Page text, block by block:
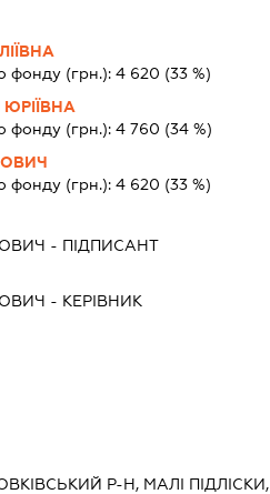
фонду (грн.): 4 620 (33 %)
фонду (грн.): 4 760 (34 %)
фонду (грн.): 4 620 (33 %)
- ПІДПИСАНТ
- КЕРІВНИК
Р-Н, МАЛІ ПІДЛІСКИ,